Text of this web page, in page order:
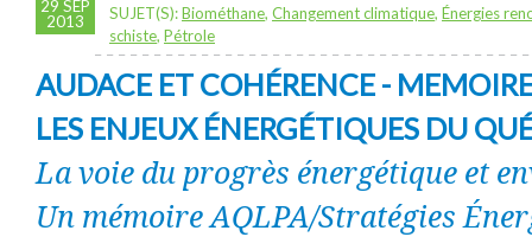
29 SEP
2013
SUJET(S):Biométhane, Changement climatique, Énergies
schiste, Pétrole
AUDACE ET COHÉRENCE -
LES ENJEUX ÉNERGÉTIQUES DU
La voie du progrès énergétique et
Un mémoire AQLPA/Stratégies